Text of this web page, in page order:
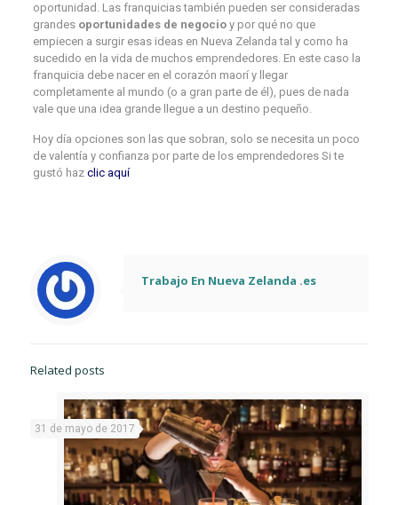
oportunidad. Las franquicias también pueden ser consideradas
grandes oportunidades de negocioy por qué no que
empiecen a surgir esas ideas en Nueva Zelanda tal y como ha
sucedido en la vida de muchos emprendedores. En este caso la
franquicia debe nacer en el corazón maorí y llegar
completamente al mundo (o a gran parte de él), pues de nada
vale que una idea grande llegue a un destino pequeño.
Hoy día opciones son las que sobran, solo se necesita un poco
de valentía y confianza por parte de los emprendedores Si te
gustó hazclic aquí
Trabajo En Nueva Zelanda .es
Related posts
31 de mayo de 2017